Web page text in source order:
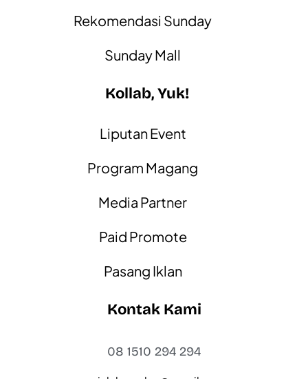
Rekomendasi Sunday
Sunday Mall
Kollab, Yuk!
Liputan Event
Program Magang
Media Partner
Paid Promote
Pasang Iklan
Kontak Kami
08 1510 294 294